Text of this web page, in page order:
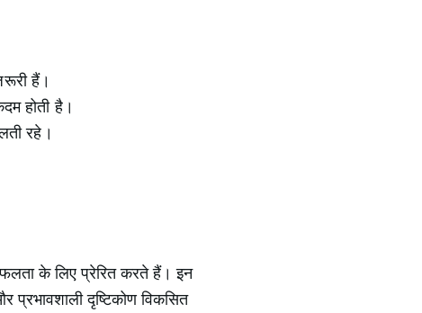
हैं।
होती है।
रहे।
के लिए प्रेरित करते हैं। इन
दृष्टिकोण विकसित